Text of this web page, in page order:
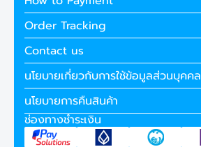
Order Tracking
Contact us
นโยบายเกี่ยวกับการใช้ข้อมูลส่วนบุคคล
นโยบายการคืนสินค้า
ช่องทางชำระเงิน